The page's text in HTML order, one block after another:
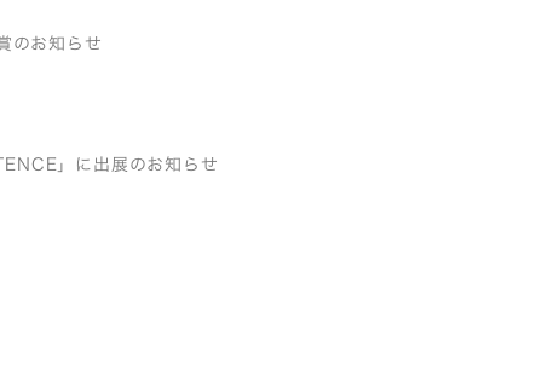
のお知らせ
」に出展のお知らせ